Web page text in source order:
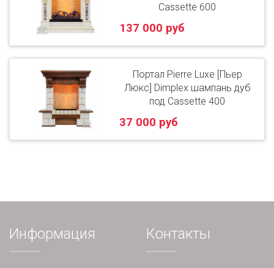
Cassette 600
137 000 руб
Портал Pierre Luxe [Пьер
Люкс] Dimplex шампань дуб
под Cassette 400
37 000 руб
Информация Контакты